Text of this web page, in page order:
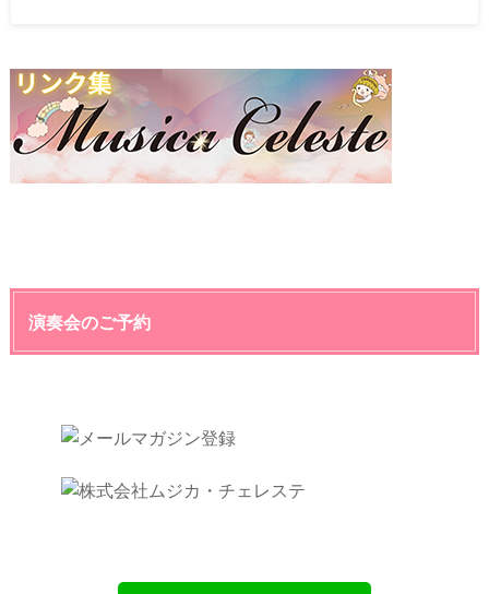
演奏会のご予約